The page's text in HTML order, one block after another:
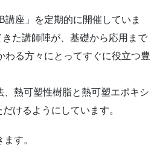
座」を定期的に開催していま
た講師陣が、基礎から応用まで
わる方々にとってすぐに役立つ豊
熱可塑性樹脂と熱可塑エポキシ
けるようにしています。
す。